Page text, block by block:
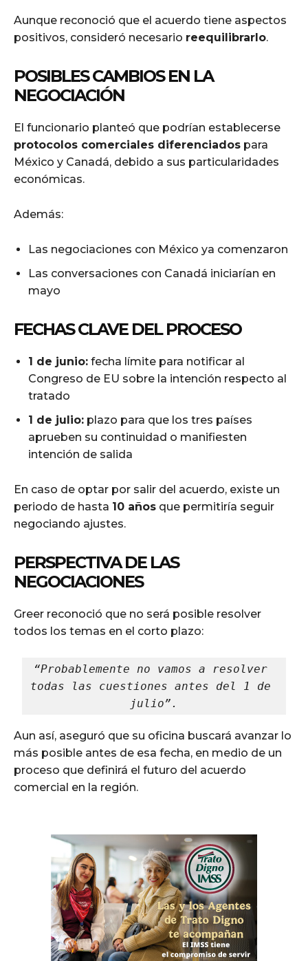
Aunque reconoció que el acuerdo tiene aspectos
positivos, consideró necesario reequilibrarlo.
POSIBLES CAMBIOS EN LA
NEGOCIACIÓN
El funcionario planteó que podrían establecerse
protocolos comerciales diferenciados para
México y Canadá, debido a sus particularidades
económicas.
Además:
Las negociaciones con México ya comenzaron
Las conversaciones con Canadá iniciarían en
mayo
FECHAS CLAVE DEL PROCESO
1 de junio: fecha límite para notificar al
Congreso de EU sobre la intención respecto al
tratado
1 de julio: plazo para que los tres países
aprueben su continuidad o manifiesten
intención de salida
En caso de optar por salir del acuerdo, existe un
periodo de hasta 10 años que permitiría seguir
negociando ajustes.
PERSPECTIVA DE LAS
NEGOCIACIONES
Greer reconoció que no será posible resolver
todos los temas en el corto plazo:
“Probablemente no vamos a resolver
todas las cuestiones antes del 1 de
julio”.
Aun así, aseguró que su oficina buscará avanzar lo
más posible antes de esa fecha, en medio de un
proceso que definirá el futuro del acuerdo
comercial en la región.